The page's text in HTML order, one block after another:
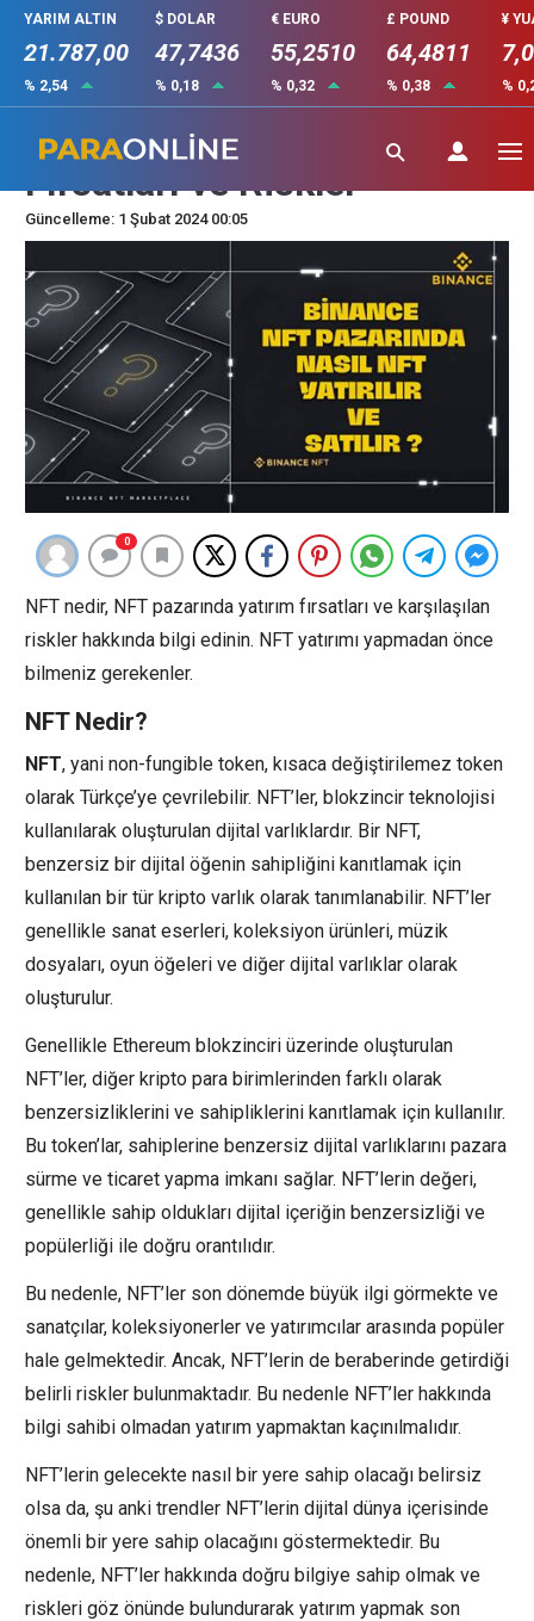
YARIM ALTIN
21.787,00
% 2,54
$ DOLAR
47,7436
% 0,18
€ EURO
55,2510
% 0,32
£ POUND
64,4811
% 0,38
¥
%
NFT Pazarında Yatırım
Fırsatları ve Riskler
Güncelleme: 1 Şubat 2024 00:05
0
NFT nedir, NFT pazarında yatırım fırsatları ve karşılaşılan
riskler hakkında bilgi edinin. NFT yatırımı yapmadan önce
bilmeniz gerekenler.
NFT Nedir?
NFT, yani non-fungible token, kısaca değiştirilemez token
olarak Türkçe’ye çevrilebilir. NFT’ler, blokzincir teknolojisi
kullanılarak oluşturulan dijital varlıklardır. Bir NFT,
benzersiz bir dijital öğenin sahipliğini kanıtlamak için
kullanılan bir tür kripto varlık olarak tanımlanabilir. NFT’ler
genellikle sanat eserleri, koleksiyon ürünleri, müzik
dosyaları, oyun öğeleri ve diğer dijital varlıklar olarak
oluşturulur.
Genellikle Ethereum blokzinciri üzerinde oluşturulan
NFT’ler, diğer kripto para birimlerinden farklı olarak
benzersizliklerini ve sahipliklerini kanıtlamak için kullanılır.
Bu token’lar, sahiplerine benzersiz dijital varlıklarını pazara
sürme ve ticaret yapma imkanı sağlar. NFT’lerin değeri,
genellikle sahip oldukları dijital içeriğin benzersizliği ve
popülerliği ile doğru orantılıdır.
Bu nedenle, NFT’ler son dönemde büyük ilgi görmekte ve
sanatçılar, koleksiyonerler ve yatırımcılar arasında popüler
hale gelmektedir. Ancak, NFT’lerin de beraberinde getirdiği
belirli riskler bulunmaktadır. Bu nedenle NFT’ler hakkında
bilgi sahibi olmadan yatırım yapmaktan kaçınılmalıdır.
NFT’lerin gelecekte nasıl bir yere sahip olacağı belirsiz
olsa da, şu anki trendler NFT’lerin dijital dünya içerisinde
önemli bir yere sahip olacağını göstermektedir. Bu
nedenle, NFT’ler hakkında doğru bilgiye sahip olmak ve
riskleri göz önünde bulundurarak yatırım yapmak son